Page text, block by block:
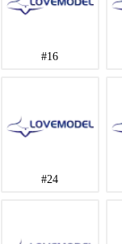
#16
#24